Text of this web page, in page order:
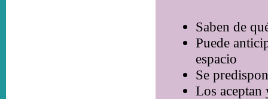
Saben de
Puede
espacio
Se
Los